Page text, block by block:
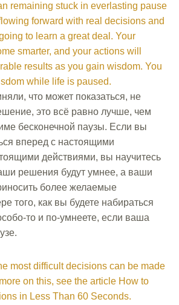
remaining stuck in everlasting pause
forward with real decisions and
to learn a great deal. Your
smarter, and your actions will
results as you gain wisdom. You
while life is paused.
что может показаться, не
это всё равно лучше, чем
бесконечной паузы. Если вы
вперед с настоящими
действиями, вы научитесь
решения будут умнее, а ваши
более желаемые
того, как вы будете набираться
то и по-умнеете, если ваша
most difficult decisions can be made
on this, see the article How to
in Less Than 60 Seconds.